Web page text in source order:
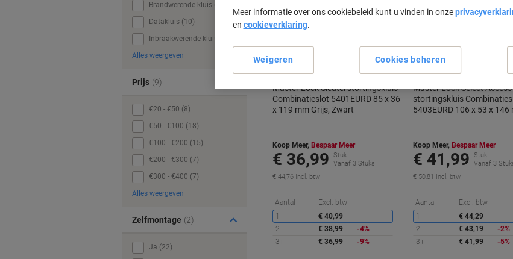
Master Lock Sleutel stortingskluis
Combinatieslot 5401EURD 85 x 36
x 119 mm Grijs, Zwart
Koop Meer, Bespaar Meer
€ 36,99
Stuk
Vanaf 3 Stuks
€ 44,76 Incl. btw
Aantal Excl. btw
Korting
1
€ 40,99
2
€ 38,99
-4%
3+
€ 36,99 -9%
Master Lock Select
stortingskluis
5403EURD 106 x 53 x 146
Koop Meer, Bespaar Meer
€ 41,99
Stuk
Vanaf 3
€ 50,81 Incl. btw
Aantal Excl. btw
1
€ 44,29
2
€ 43,19
-2%
3+
€ 41,99 -5%
Brandwerende kluis (17)
Datakluis (10)
Inbraakwerende kluis (18)
Alles weergeven
Prijs (9)
€20 - €50 (8)
€50 - €100 (18)
€100 - €200 (15)
€200 - €300 (7)
€300 - €400 (7)
Alles weergeven
Zelfmontage (2)
Ja (22)
Meer informatie over ons cookiebeleid kunt u vinden in onze
en cookieverklaring.
Cookies beheren
Weigeren